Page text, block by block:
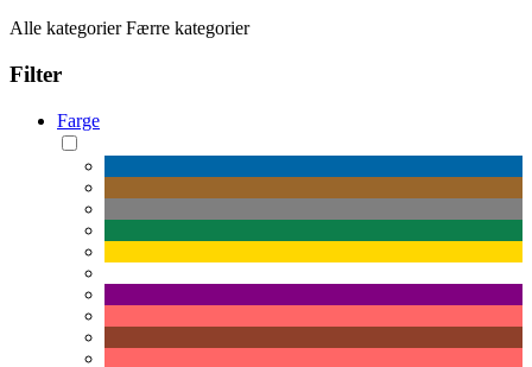
Alle kategorier Færre kategorier
Filter
Farge